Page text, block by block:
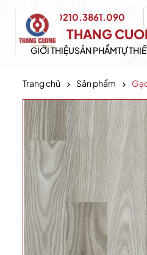
THANG
Hotline: 0210.3861.090
GIỚI THIỆUSẢN PHẨMTỰ
Trang chủ Sản phẩm